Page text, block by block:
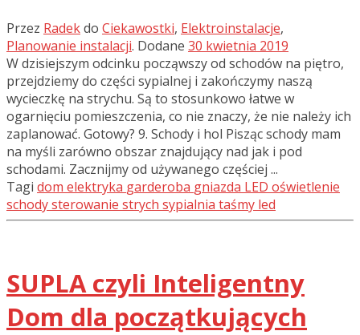
Przez Radekdo Ciekawostki, Elektroinstalacje,
Planowanie instalacji. Dodane 30 kwietnia 2019
W dzisiejszym odcinku począwszy od schodów na piętro,
przejdziemy do części sypialnej i zakończymy naszą
wycieczkę na strychu. Są to stosunkowo łatwe w
ogarnięciu pomieszczenia, co nie znaczy, że nie należy ich
zaplanować. Gotowy? 9. Schody i hol Pisząc schody mam
na myśli zarówno obszar znajdujący nad jak i pod
schodami. Zacznijmy od używanego częściej ...
Tagi dom elektryka garderoba gniazda LED oświetlenie
schodysterowanie strych sypialnia taśmy led
SUPLA czyli Inteligentny
Dom dla początkujących